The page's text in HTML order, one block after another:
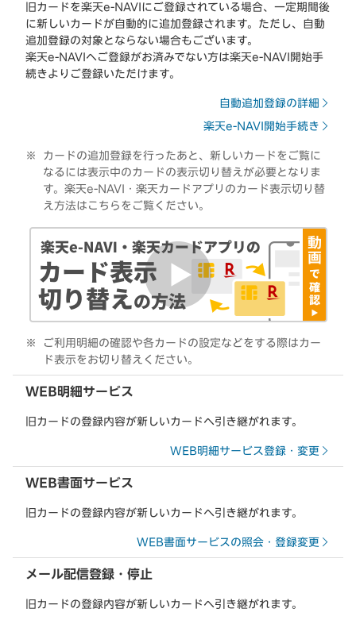
旧カードを楽天e-NAVIにご登録されている場合、一定期間後
に新しいカードが自動的に追加登録されます。ただし、自動
追加登録の対象とならない場合もございます。
楽天e-NAVIへご登録がお済みでない方は楽天e-NAVI開始手
続きよりご登録いただけます。
自動追加登録の詳細
楽天e-NAVI開始手続き
カードの追加登録を行ったあと、新しいカードをご覧に
なるには表示中のカードの表示切り替えが必要となりま
す。楽天e-NAVI・楽天カードアプリのカード表示切り替
え方法はこちらをご覧ください。
ご利用明細の確認や各カードの設定などをする際はカー
ド表示をお切り替えください。
WEB明細サービス
旧カードの登録内容が新しいカードへ引き継がれます。
WEB明細サービス登録・変更
WEB書面サービス
旧カードの登録内容が新しいカードへ引き継がれます。
WEB書面サービスの照会・登録変更
メール配信登録・停止
旧カードの登録内容が新しいカードへ引き継がれます。